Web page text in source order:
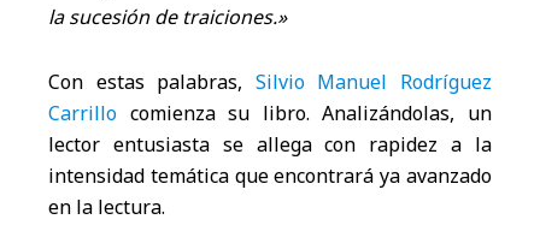
la sucesión de traiciones.»
Con estas palabras, Silvio Manuel Rodríguez
Carrillo comienza su libro. Analizándolas, un
lector entusiasta se allega con rapidez a la
intensidad temática que encontrará ya avanzado
en la lectura.